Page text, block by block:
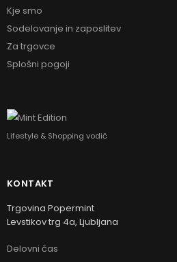
Kje smo
Sodelovanje in zaposlitev
Za trgovce
Splošni pogoji
Lifestyle & Shopping vodič
KONTAKT
Trgovina Popermint
Levstikov trg 4a, Ljubljana
Delovni čas